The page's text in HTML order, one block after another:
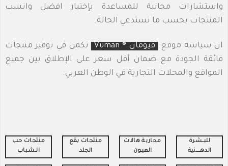
واستشارات مجانية للمساعدة بإختيار افضل وانسب
المنتجات بحسب ما تستدعي الحالة.
ان سياسة موقع فيومان ® Vuman
تكمن في توفير منتجات
فائقة الجودة مع ضمان أقل سعر على الإطلاق بين جميع
المواقع والمحلات التجارية في الوطن العربي.
للبـــشرة
الدهــــــنية
محاربة هالات
العيـون
منتجات بقع
الجلد
منتجات حـب
الــشـباب